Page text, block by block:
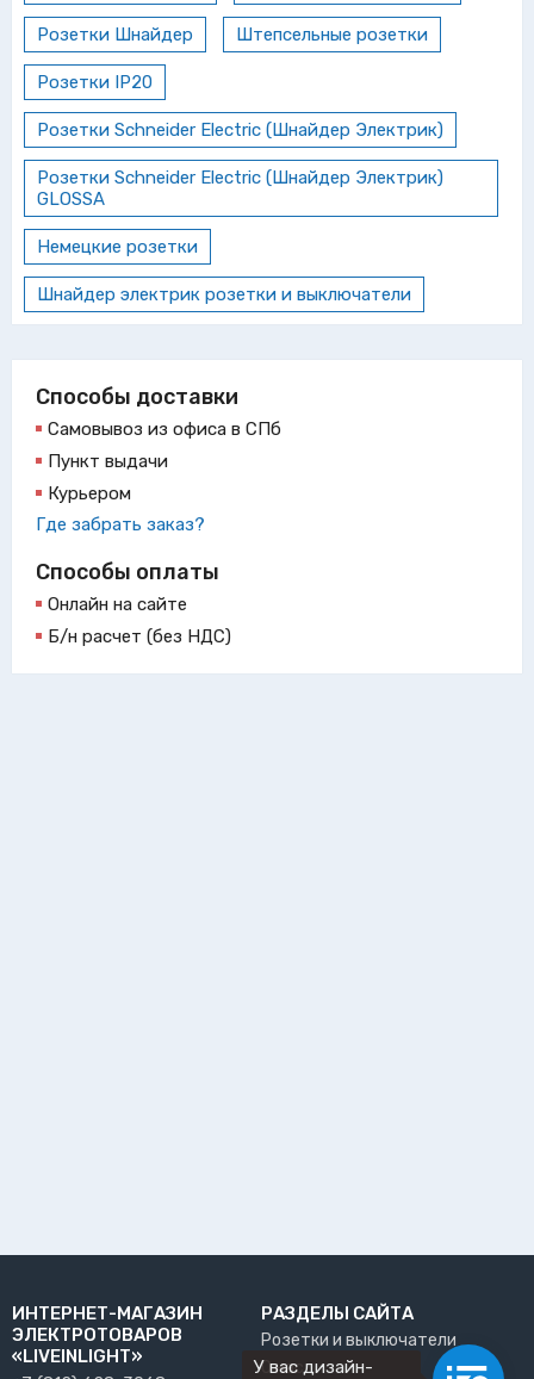
Розетки Шнайдер Штепсельные розетки
Розетки IP20
Розетки Schneider Electric (Шнайдер Электрик)
Розетки Schneider Electric (Шнайдер Электрик)
GLOSSA
Немецкие розетки
Шнайдер электрик розетки и выключатели
Способы доставки
Самовывоз из офиса в СПб
Пункт выдачи
Курьером
Где забрать заказ?
Способы оплаты
Онлайн на сайте
Б/н расчет (без НДС)
ИНТЕРНЕТ-МАГАЗИН
ЭЛЕКТРОТОВАРОВ
«LIVEINLIGHT»
РАЗДЕЛЫ САЙТА
Розетки и выключатели
О нас
У вас дизайн-